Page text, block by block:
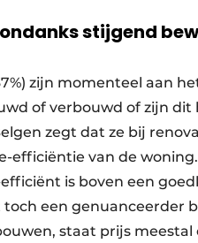
stijgend
zijn momenteel aan
of verbouwd of zijn
zegt dat ze bij
efficiëntie van de
is boven een
een genuanceerder
staat prijs meestal